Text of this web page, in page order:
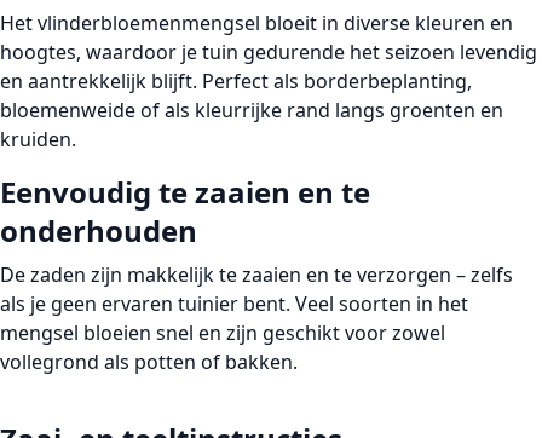
Het vlinderbloemenmengsel bloeit in diverse kleuren en
hoogtes, waardoor je tuin gedurende het seizoen levendig
en aantrekkelijk blijft. Perfect als borderbeplanting,
bloemenweide of als kleurrijke rand langs groenten en
kruiden.
Eenvoudig te zaaien en te
onderhouden
De zaden zijn makkelijk te zaaien en te verzorgen – zelfs
als je geen ervaren tuinier bent. Veel soorten in het
mengsel bloeien snel en zijn geschikt voor zowel
vollegrond als potten of bakken.